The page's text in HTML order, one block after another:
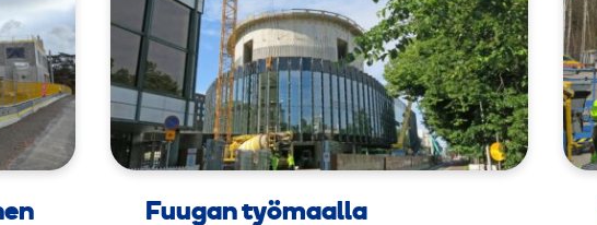
Fuugan työmaalla